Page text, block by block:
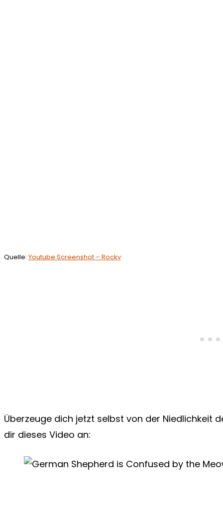
Quelle: Youtube Screenshot – Rocky
Überzeuge dich jetzt selbst von der Niedlichkeit
dir dieses Video an: